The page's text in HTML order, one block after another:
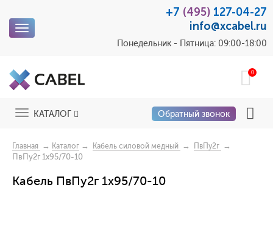
Toggle
+7 (495) 127-04-27
info@xcabel.ru
Понедельник - Пятница: 09:00-18:00
0
ToggleКАТАЛОГ Обратный звонок
Главная → Каталог → Кабель силовой медный → ПвПу2г →
ПвПу2г 1x95/70-10
Кабель ПвПу2г 1x95/70-10